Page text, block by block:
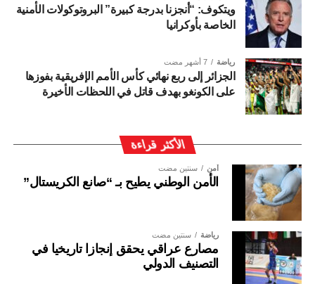
ويتكوف: “أنجزنا بدرجة كبيرة” البروتوكولات الأمنية
الخاصة بأوكرانيا
رياضة 7 أشهر مضت
الجزائر إلى ربع نهائي كأس الأمم الإفريقية بفوزها
على الكونغو بهدف قاتل في اللحظات الأخيرة
الأكثر قراءة
أمن سنتين مضت
الأمن الوطني يطيح بـ “صانع الكريستال”
رياضة سنتين مضت
مصارع عراقي يحقق إنجازا تاريخيا في
التصنيف الدولي